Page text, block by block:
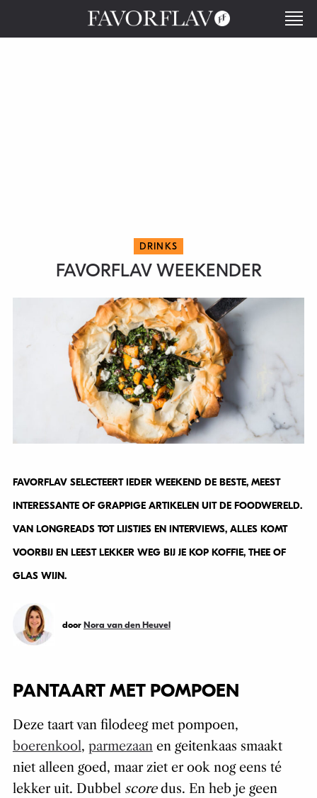
DRINKS
FAVORFLAV WEEKENDER
FAVORFLAV SELECTEERT IEDER WEEKEND DE BESTE, MEEST
INTERESSANTE OF GRAPPIGE ARTIKELEN UIT DE FOODWERELD.
VAN LONGREADS TOT LIJSTJES EN INTERVIEWS, ALLES KOMT
VOORBIJ EN LEEST LEKKER WEG BIJ JE KOP KOFFIE, THEE OF
GLAS WIJN.
door Nora van den Heuvel
PANTAART MET POMPOEN
Deze taart van filodeeg met pompoen,
boerenkool, parmezaanen geitenkaas smaakt
niet alleen goed, maar ziet er ook nog eens té
lekker uit. Dubbel scoredus. En heb je geen